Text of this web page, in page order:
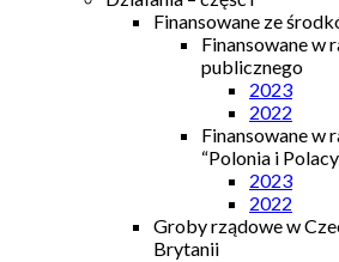
Finansowane ze
Finansowane w
publicznego
2023
2022
Finansowane w
“Polonia i
2023
2022
Groby rządowe w
Brytanii